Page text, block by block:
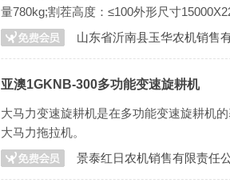
量780kg;割茬高度：≤100外形尺寸
山东省沂南县玉华农机销售
亚澳1GKNB-300多功能变速旋耕机
大马力变速旋耕机是在多功能变速旋耕机
大马力拖拉机。
景泰红日农机销售有限责任